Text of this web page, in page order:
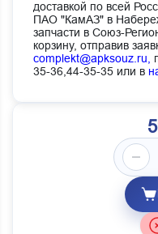
доставкой по всей
ПАО "КамАЗ" в
запчасти в Союз-
корзину, отправив
complekt@apksouz.ru,
35-36,44-35-35 или в